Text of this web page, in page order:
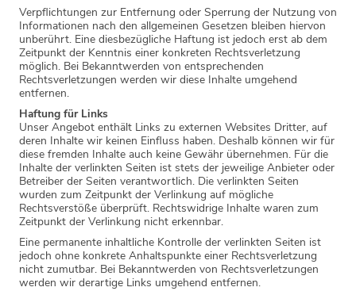
Verpflichtungen zur Entfernung oder Sperrung der Nutzung von
Informationen nach den allgemeinen Gesetzen bleiben hiervon
unberührt. Eine diesbezügliche Haftung ist jedoch erst ab dem
Zeitpunkt der Kenntnis einer konkreten Rechtsverletzung
möglich. Bei Bekanntwerden von entsprechenden
Rechtsverletzungen werden wir diese Inhalte umgehend
entfernen.
Haftung für Links
Unser Angebot enthält Links zu externen Websites Dritter, auf
deren Inhalte wir keinen Einfluss haben. Deshalb können wir für
diese fremden Inhalte auch keine Gewähr übernehmen. Für die
Inhalte der verlinkten Seiten ist stets der jeweilige Anbieter oder
Betreiber der Seiten verantwortlich. Die verlinkten Seiten
wurden zum Zeitpunkt der Verlinkung auf mögliche
Rechtsverstöße überprüft. Rechtswidrige Inhalte waren zum
Zeitpunkt der Verlinkung nicht erkennbar.
Eine permanente inhaltliche Kontrolle der verlinkten Seiten ist
jedoch ohne konkrete Anhaltspunkte einer Rechtsverletzung
nicht zumutbar. Bei Bekanntwerden von Rechtsverletzungen
werden wir derartige Links umgehend entfernen.